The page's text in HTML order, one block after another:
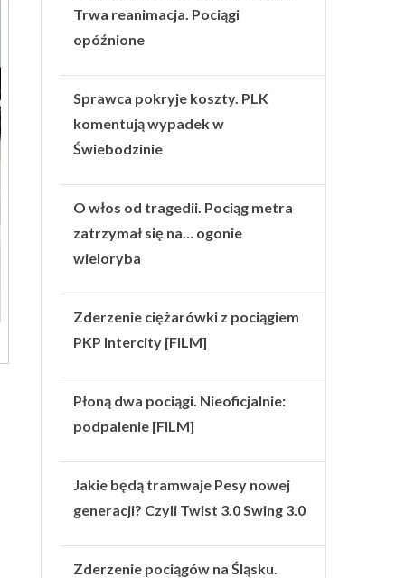
Trwa reanimacja. Pociągi
opóźnione
Sprawca pokryje koszty. PLK
komentują wypadek w
Świebodzinie
O włos od tragedii. Pociąg metra
zatrzymał się na… ogonie
wieloryba
Zderzenie ciężarówki z pociągiem
PKP Intercity [FILM]
Płoną dwa pociągi. Nieoficjalnie:
podpalenie [FILM]
Jakie będą tramwaje Pesy nowej
generacji? Czyli Twist 3.0 Swing 3.0
Zderzenie pociągów na Śląsku.